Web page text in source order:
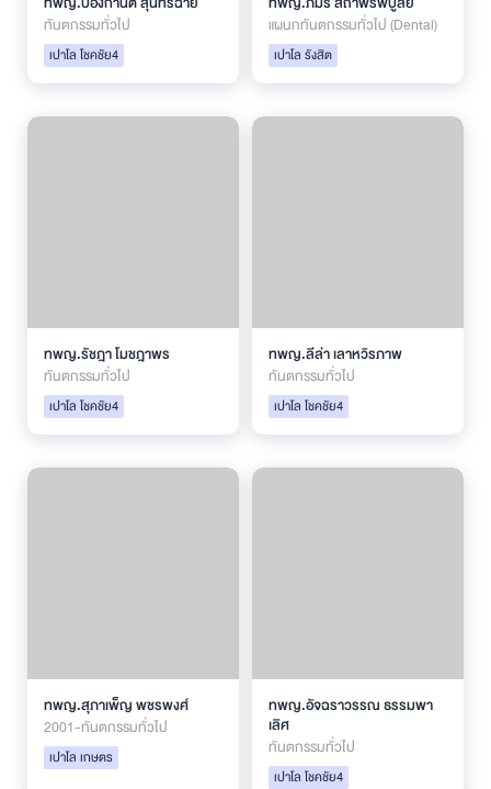
ทันตกรรมทั่วไป
เปาโล โชคชัย4
แผนกทันตกรรมทั่วไป (Dental)
เปาโล รังสิต
ทพญ.รัชฎา โมชฎาพร
ทันตกรรมทั่วไป
เปาโล โชคชัย4
ทพญ.ลีล่า เลาหวิรภาพ
ทันตกรรมทั่วไป
เปาโล โชคชัย4
ทพญ.สุภาเพ็ญ พชรพงศ์
2001-ทันตกรรมทั่วไป
เปาโล เกษตร
ทพญ.อัจฉราวรรณ ธรรมพา
เลิศ
ทันตกรรมทั่วไป
เปาโล โชคชัย4